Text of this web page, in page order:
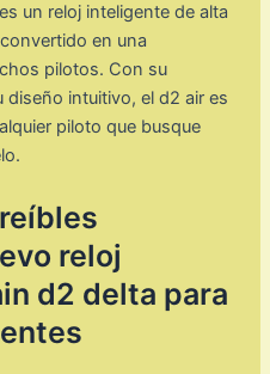
un reloj inteligente de alta
en una
pilotos. Con su
intuitivo, el d2 air es
piloto que busque
reloj
d2 delta para